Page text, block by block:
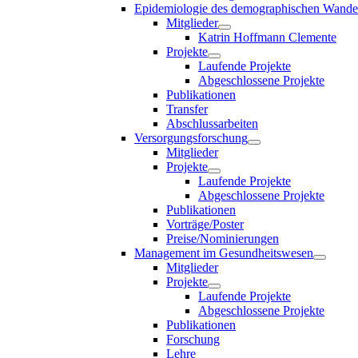
Epidemiologie des demographischen
Mitglieder
Katrin Hoffmann Clemente
Projekte
Laufende Projekte
Abgeschlossene Projekte
Publikationen
Transfer
Abschlussarbeiten
Versorgungsforschung
Mitglieder
Projekte
Laufende Projekte
Abgeschlossene Projekte
Publikationen
Vorträge/Poster
Preise/Nominierungen
Management im Gesundheitswesen
Mitglieder
Projekte
Laufende Projekte
Abgeschlossene Projekte
Publikationen
Forschung
Lehre